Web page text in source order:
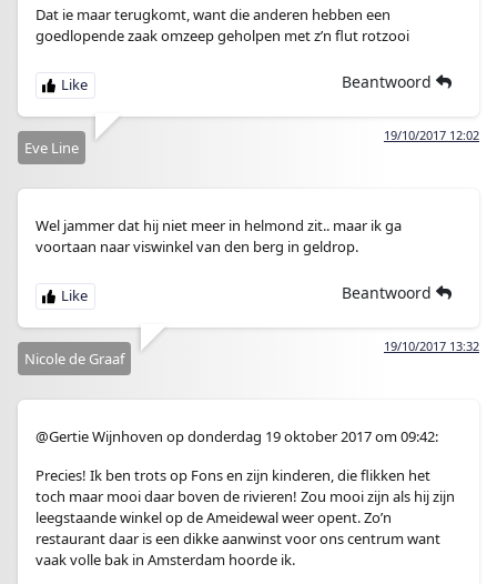
Dat ie maar terugkomt, want die anderen hebben een
goedlopende zaak omzeep geholpen met z’n flut rotzooi
Beantwoord
19/10/2017 12:02
Eve Line
Wel jammer dat hij niet meer in helmond zit.. maar ik ga
voortaan naar viswinkel van den berg in geldrop.
Beantwoord
19/10/2017 13:32
Nicole de Graaf
@Gertie Wijnhoven op donderdag 19 oktober 2017 om 09:42:
Precies! Ik ben trots op Fons en zijn kinderen, die flikken het
toch maar mooi daar boven de rivieren! Zou mooi zijn als hij zijn
leegstaande winkel op de Ameidewal weer opent. Zo’n
restaurant daar is een dikke aanwinst voor ons centrum want
vaak volle bak in Amsterdam hoorde ik.